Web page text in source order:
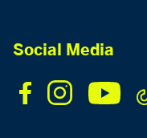
Social Media